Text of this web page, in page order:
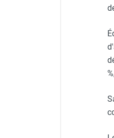
Aérotherme
Chauffage
Chauffage
Chauffage
Chauffage
Chauffage
Chauffage